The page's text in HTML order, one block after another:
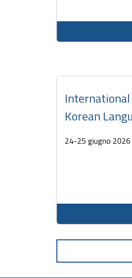
Korean
24-25 giugno 2026